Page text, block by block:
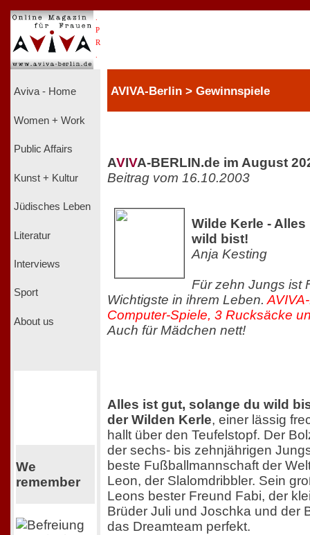
P
R
Aviva - Home
Women + Work
Public Affairs
Kunst + Kultur
Jüdisches Leben
Literatur
Interviews
Sport
About us
We
remember
AVIVA-Berlin > Gewinnspiele
AVIVA-BERLIN.de im August
Beitrag vom 16.10.2003
Wilde Kerle -
wild bist!
Anja Kesting
Für zehn Jungs ist
Wichtigste in ihrem Leben.
Computer-Spiele, 3 Rucksäcke
Auch für Mädchen nett!
Alles ist gut, solange du wild
der Wilden Kerle, einer lässig
hallt über den Teufelstopf. Der
der sechs- bis zehnjährigen
beste Fußballmannschaft der
Leon, der Slalomdribbler. Sein
Leons bester Freund Fabi, der
Brüder Juli und Joschka und der
das Dreamteam perfekt.